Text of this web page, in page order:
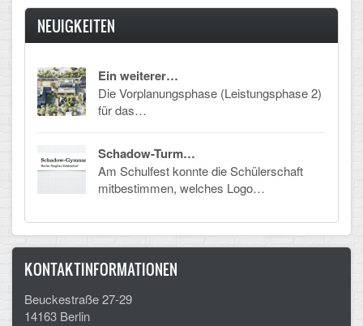
Sport
ORGANISATION
Abitur
Freistellung/Entschuldigung
Kurswahl 10. Kl.
mPA
Wahlfächer
TERMINE
NEUIGKEITEN
Ein weiterer…
Die Vorplanungsphase (Leistungsphase 2)
für das…
Schadow-Turm…
Am Schulfest konnte die Schülerschaft
mitbestimmen, welches Logo…
KONTAKTINFORMATIONEN
Beuckestraße 27-29
14163 Berlin